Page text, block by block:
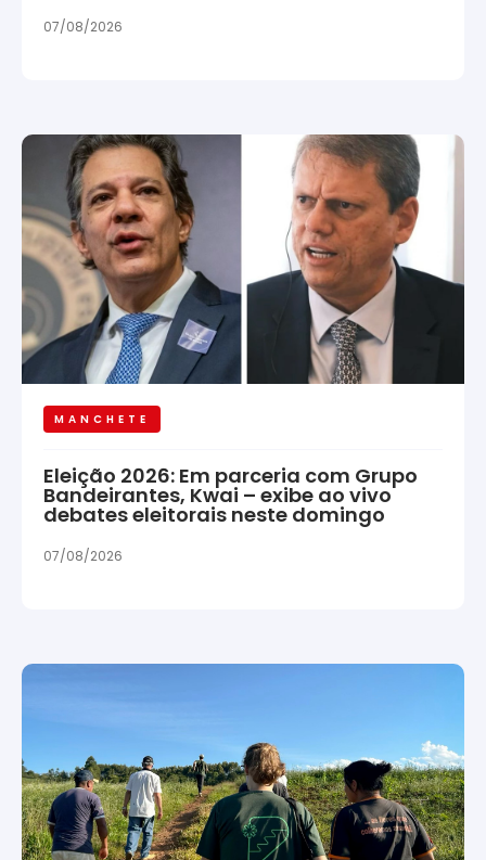
07/08/2026
MANCHETE
Eleição 2026: Em parceria com Grupo
Bandeirantes, Kwai – exibe ao vivo
debates eleitorais neste domingo
07/08/2026